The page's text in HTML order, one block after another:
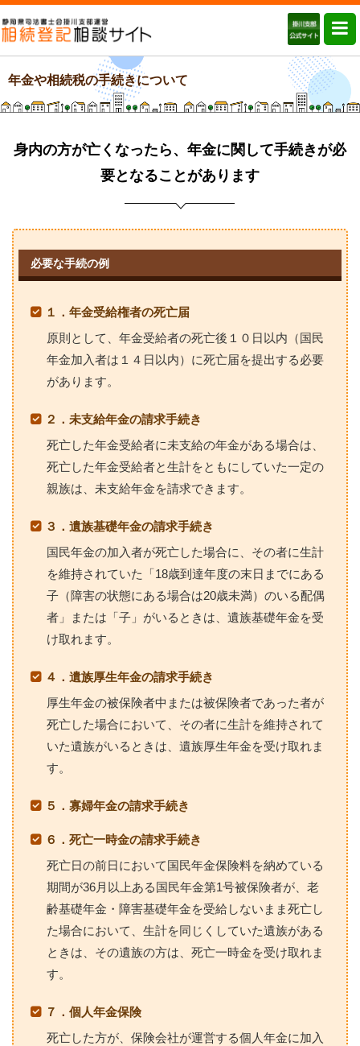
年金や相続税の手続きについて
身内の方が亡くなったら、年金に関して手続きが必
要となることがあります
必要な手続の例
１．年金受給権者の死亡届
原則として、年金受給者の死亡後１０日以内（国民
年金加入者は１４日以内）に死亡届を提出する必要
があります。
２．未支給年金の請求手続き
死亡した年金受給者に未支給の年金がある場合は、
死亡した年金受給者と生計をともにしていた一定の
親族は、未支給年金を請求できます。
３．遺族基礎年金の請求手続き
国民年金の加入者が死亡した場合に、その者に生計
を維持されていた「18歳到達年度の末日までにある
子（障害の状態にある場合は20歳未満）のいる配偶
者」または「子」がいるときは、遺族基礎年金を受
け取れます。
４．遺族厚生年金の請求手続き
厚生年金の被保険者中または被保険者であった者が
死亡した場合において、その者に生計を維持されて
いた遺族がいるときは、遺族厚生年金を受け取れま
す。
５．寡婦年金の請求手続き
６．死亡一時金の請求手続き
死亡日の前日において国民年金保険料を納めている
期間が36月以上ある国民年金第1号被保険者が、老
齢基礎年金・障害基礎年金を受給しないまま死亡し
た場合において、生計を同じくしていた遺族がある
ときは、その遺族の方は、死亡一時金を受け取れま
す。
７．個人年金保険
死亡した方が、保険会社が運営する個人年金に加入